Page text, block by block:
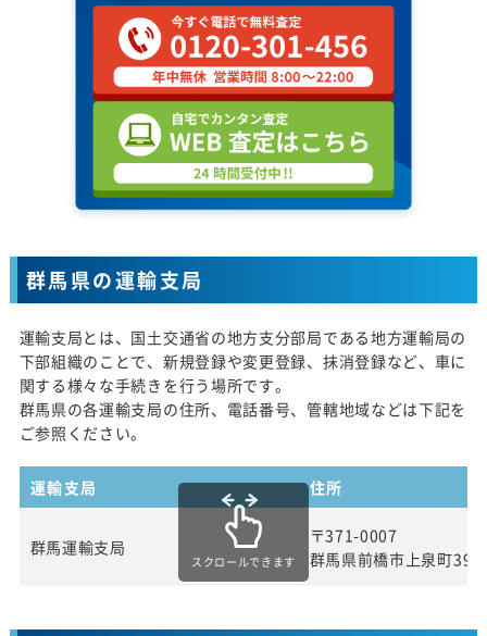
群馬県の運輸支局
運輸支局とは、国土交通省の地方支分部局である地方運輸局の
下部組織のことで、新規登録や変更登録、抹消登録など、車に
関する様々な手続きを行う場所です。
群馬県の各運輸支局の住所、電話番号、管轄地域などは下記を
ご参照ください。
運輸支局 住所
群馬運輸支局
〒371-0007
群馬県前橋市上泉町399
スクロールできます